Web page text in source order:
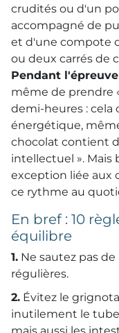
crudités ou d'un
accompagné de
et d'une compote
ou deux carrés de
Pendant l'épreuve
même de prendre
demi-heures :
énergétique,
chocolat contient
intellectuel ». Mais
exception liée aux
ce rythme au
En bref : 10
équilibre
1. Ne sautez pas
régulières.
2. Évitez le
inutilement le